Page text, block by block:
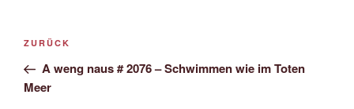
Beitrags-
Vorheriger
Beitrag
ZURÜCK
A weng naus # 2076 – Schwimmen wie im Toten
Meer